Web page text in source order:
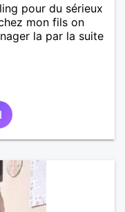
pour du sérieux
mon fils on
la par la suite